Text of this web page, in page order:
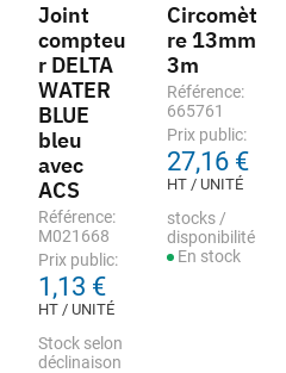
Joint
compteu
r DELTA
WATER
BLUE
bleu
avec
ACS
Référence:
M021668
Prix public:
1,13 €
HT / UNITÉ
Stock selon
déclinaison
Circomèt
re 13mm
3m
Référence:
665761
Prix public:
27,16 €
HT / UNITÉ
stocks /
disponibilité
En stock